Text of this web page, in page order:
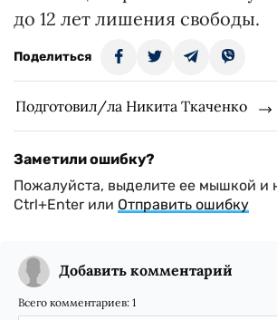
до 12 лет лишения свободы.
Поделиться
Подготовил/ла Никита Ткаченко
Заметили ошибку?
Пожалуйста, выделите ее мышкой и
Ctrl+Enter или Отправить ошибку
Добавить комментарий
Всего комментариев: 1